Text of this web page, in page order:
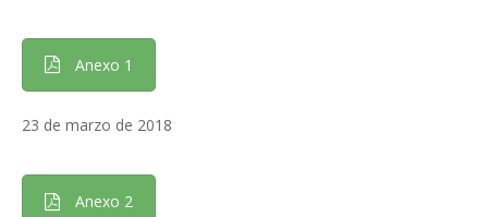
Anexo 1
23 de marzo de 2018
Anexo 2